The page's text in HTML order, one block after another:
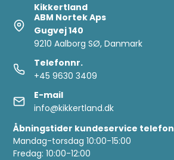
Kikkertland
ABM Nortek Aps
Gugvej 140
9210 Aalborg SØ, Danmark
Telefonnr.
+45 9630 3409
E-mail
info@kikkertland.dk
Åbningstider kundeservice telefon
Mandag-torsdag 10:00-15:00
Fredag: 10:00-12:00